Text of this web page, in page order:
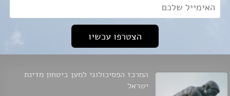
המרכז הפסיכולוגי למען ביטחון מדינת
ישראל